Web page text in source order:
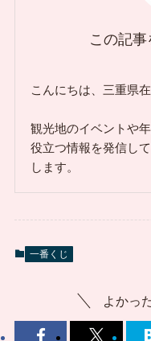
この記
こんにちは、三重県
観光地のイベントや
役立つ情報を発信し
します。
一番くじ
よかっ